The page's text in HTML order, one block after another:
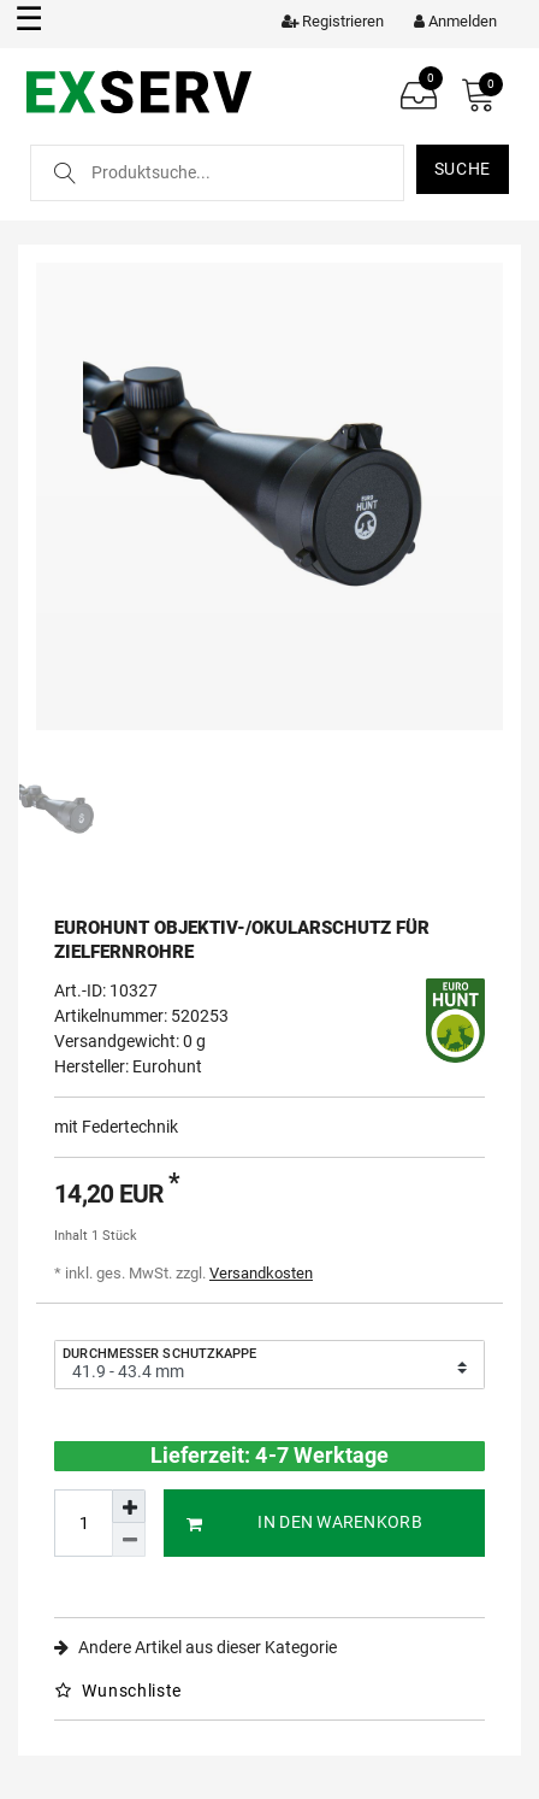
☰ Anmelden
Registrieren
SUCHE
0 0
EUROHUNT OBJEKTIV-/OKULARSCHUTZ FÜR
ZIELFERNROHRE
Art.-ID: 10327
Artikelnummer: 520253
Versandgewicht: 0 g
Hersteller: Eurohunt
mit Federtechnik
14,20 EUR*
Inhalt 1 Stück
* inkl. ges. MwSt. zzgl. Versandkosten
DURCHMESSER SCHUTZKAPPE
Lieferzeit: 4-7 Werktage
IN DEN WARENKORB
Andere Artikel aus dieser Kategorie
Wunschliste